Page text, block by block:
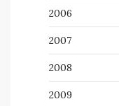
2006
2007
2008
2009